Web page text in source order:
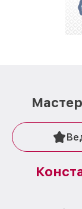
стараемся